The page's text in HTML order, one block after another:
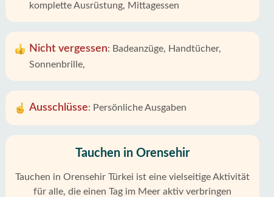
komplette Ausrüstung, Mittagessen
Nicht vergessen: Badeanzüge, Handtücher,
Sonnenbrille,
Ausschlüsse: Persönliche Ausgaben
Tauchen in Orensehir
Tauchen in Orensehir Türkei ist eine vielseitige Aktivität
für alle, die einen Tag im Meer aktiv verbringen